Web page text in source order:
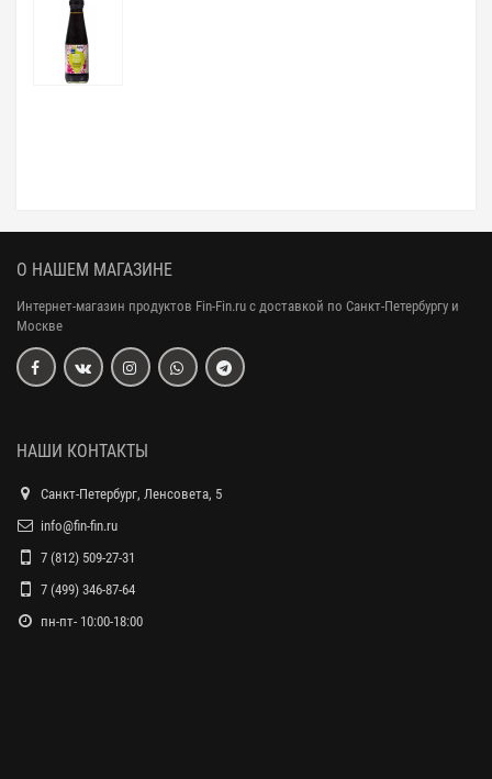
О НАШЕМ МАГАЗИНЕ
Интернет-магазин продуктов Fin-Fin.ru с доставкой по Санкт-Петербургу и
Москве
НАШИ КОНТАКТЫ
Санкт-Петербург, Ленсовета, 5
info@fin-fin.ru
7 (812) 509-27-31
7 (499) 346-87-64
пн-пт- 10:00-18:00